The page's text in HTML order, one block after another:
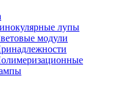
лупы
модули